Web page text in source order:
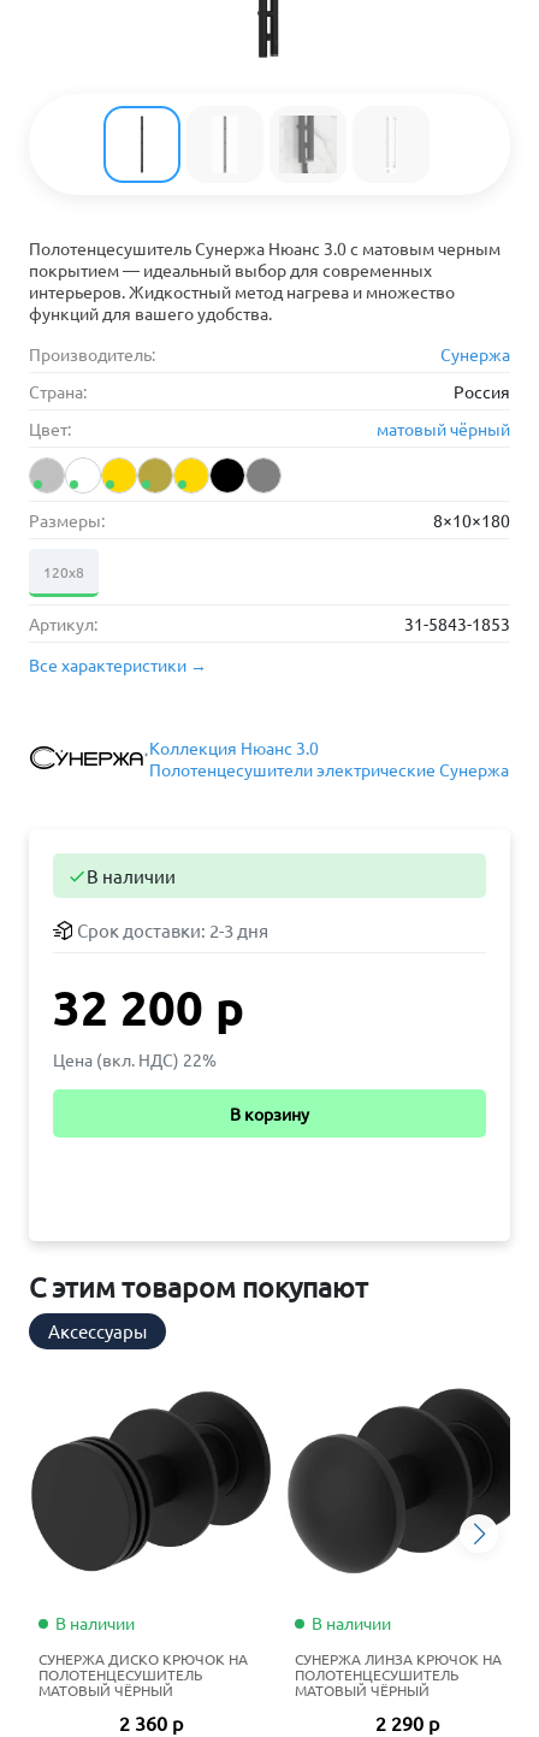
Полотенцесушитель Сунержа Нюанс 3.0 с матовым черным
покрытием — идеальный выбор для современных
интерьеров. Жидкостный метод нагрева и множество
функций для вашего удобства.
Производитель:
Сунержа
Страна:
Россия
Цвет:
матовый чёрный
Размеры: 8×10×180
120х8
Артикул:
31-5843-1853
Все характеристики →
Коллекция Нюанс 3.0
Полотенцесушители электрические Сунержа
В наличии
Срок доставки: 2-3 дня
32 200 р
Цена (вкл. НДС) 22%
В корзину
С этим товаром покупают
Аксессуары
В наличии
СУНЕРЖА ДИСКО КРЮЧОК НА
ПОЛОТЕНЦЕСУШИТЕЛЬ
МАТОВЫЙ ЧЁРНЫЙ
2 360 р
В наличии
СУНЕРЖА ЛИНЗА КРЮЧОК НА
ПОЛОТЕНЦЕСУШИТЕЛЬ
МАТОВЫЙ ЧЁРНЫЙ
2 290 р